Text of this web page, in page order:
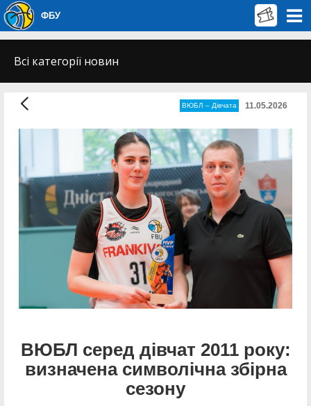
ФБУ
Всі категорії новин
ВЮБЛ – Дiвчата 11.05.2026
ВЮБЛ серед дівчат 2011 року:
визначена символічна збірна
сезону